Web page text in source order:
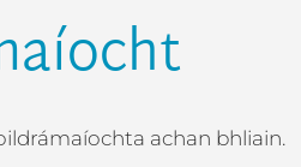
achan bhliain.